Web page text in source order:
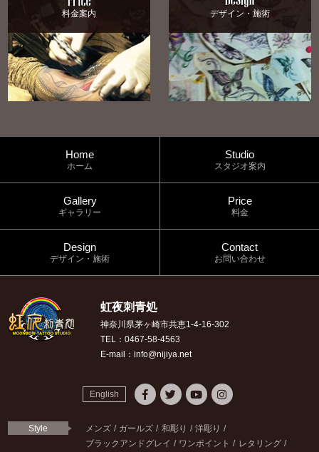
料金案内 デザイン・施術
Home
ホーム
Studio
スタジオ案内
Gallery
ギャラリー
Price
料金
Design
デザイン・施術
Contact
お問い合わせ
虹夜刺青処
神奈川県茅ヶ崎市共恵1-4-16-302
TEL：0467-58-4563
E-mail：info@nijiya.net
English
Style メンズ ガールズ 和彫り
洋彫り
ブラックアンドグレイ
ワンポイント レタリング